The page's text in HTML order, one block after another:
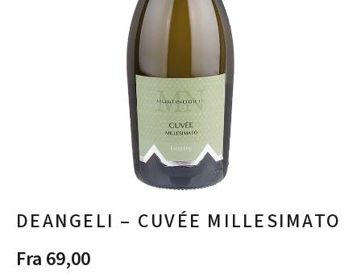
DEANGELI – CUVÉE MILLESIMATO
Fra 69,00